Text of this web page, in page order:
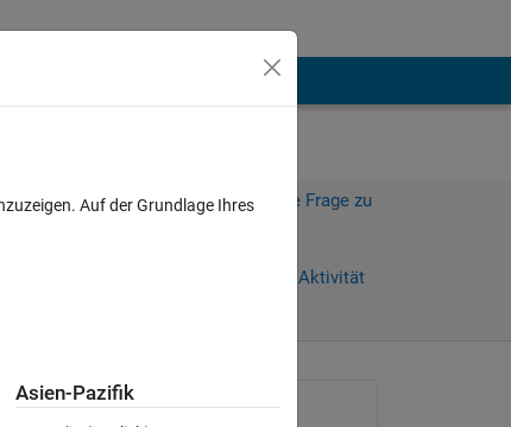
Melden Sie sich an, um diese Frage zu
Anmelden, um Aktivität
Auf der Grundlage Ihres
Asien-Pazifik